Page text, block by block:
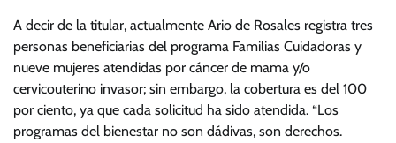
A decir de la titular, actualmente Ario de Rosales registra tres
personas beneficiarias del programa Familias Cuidadoras y
nueve mujeres atendidas por cáncer de mama y/o
cervicouterino invasor; sin embargo, la cobertura es del 100
por ciento, ya que cada solicitud ha sido atendida. “Los
programas del bienestar no son dádivas, son derechos.